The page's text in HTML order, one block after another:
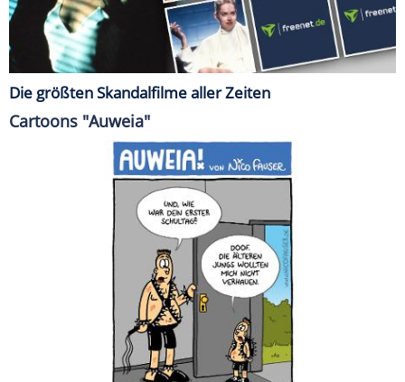
Die größten Skandalfilme aller Zeiten
Cartoons "Auweia"